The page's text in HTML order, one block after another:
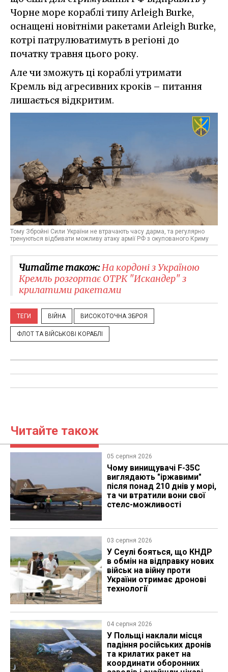
Чорне море кораблі типу Arleigh Burke,
оснащені новітніми ракетами Arleigh Burke,
котрі патрулюватимуть в регіоні до
початку травня цього року.
Але чи зможуть ці кораблі утримати
Кремль від агресивних кроків – питання
лишається відкритим.
Тому Збройні Сили України не втрачають часу дарма, та регулярно
тренуються відбивати можливу атаку армії РФ з окупованого Криму
Читайте також:​На кордоні з Україною
Кремль розгортає ОТРК "Искандер" з
крилатими ракетами
ТЕГИ ВІЙНА ВИСОКОТОЧНА ЗБРОЯ
ФЛОТ ТА ВІЙСЬКОВІ КОРАБЛІ
Читайте також
05 серпня 2026
Чому винищувачі F-35C
виглядають "іржавими"
після понад 210 днів у морі,
та чи втратили вони свої
стелс-можливості
03 серпня 2026
У Сеулі бояться, що КНДР
в обмін на відправку нових
військ на війну проти
України отримає дронові
технології
04 серпня 2026
У Польщі наклали місця
падіння російських дронів
та крилатих ракет на
координати оборонних